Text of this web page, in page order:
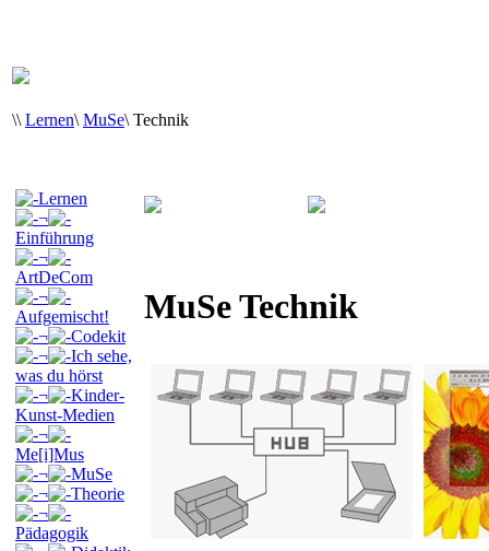
\\ Lernen\ MuSe\ Technik
Lernen
¬
Einführung
¬
ArtDeCom
¬
Aufgemischt!
¬
Codekit
¬
Ich sehe,
was du hörst
¬
Kinder-
Kunst-Medien
¬
Me[i]Mus
¬
MuSe
¬
Theorie
¬
Pädagogik
MuSe Technik